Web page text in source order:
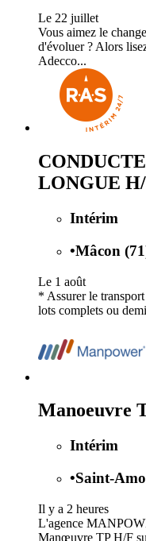
Le 22 juillet
Vous aimez le
d'évoluer ? Alors
Adecco...
LONGUE
Intérim
•Mâcon
Le 1 août
* Assurer le
lots complets ou
Manoeuvre
Intérim
•Saint-
Il y a 2 heures
L'agence
Manœuvre TP H/F